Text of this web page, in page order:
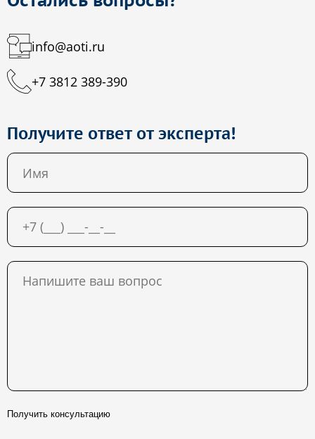
info@aoti.ru
+7 3812 389-390
Получите ответ от эксперта!
Получить консультацию